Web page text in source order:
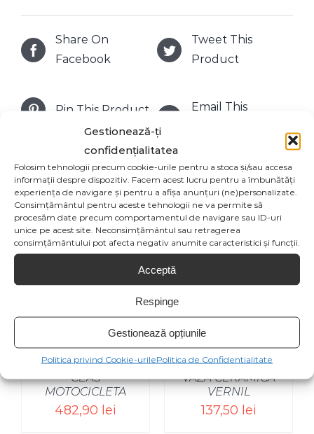
Gestionează-ți
confidențialitatea
Folosim tehnologii precum cookie-urile pentru a stoca și/sau accesa
informații despre dispozitiv. Facem acest lucru pentru a îmbunătăți
experiența de navigare și pentru a afișa anunțuri (ne)personalizate.
Consimțământul pentru aceste tehnologii ne va permite să
procesăm date precum comportamentul de navigare sau ID-uri
unice pe acest site. Neconsimțământul sau retragerea
consimțământului pot afecta negativ anumite caracteristici și funcții.
Acceptă
Respinge
Gestionează opțiunile
Politica privind Cookie-urilePolitica de Confidentialitate
Share On
Facebook
Tweet This
Product
Pin This Product
Email This
Produse similare
CEAS
MOTOCICLETA
482,90 lei
VAZĂ CERAMICĂ
VERNIL
137,50 lei